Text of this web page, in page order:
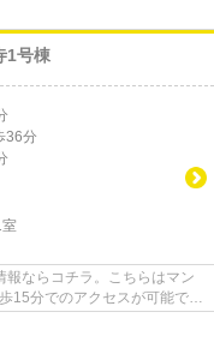
1号棟
36分
室
ならコチラ。こちらはマン
15分でのアクセスが可能で